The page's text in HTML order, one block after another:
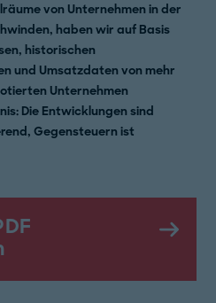
von Unternehmen in der
haben wir auf Basis
historischen
und Umsatzdaten von mehr
Unternehmen
Die Entwicklungen sind
Gegensteuern ist